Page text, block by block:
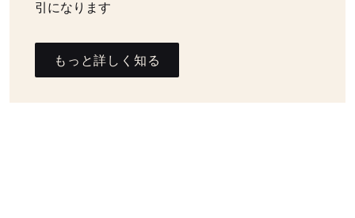
引になります
もっと詳しく知る